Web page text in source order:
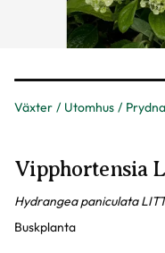
Växter Utomhus
Vipphortensia
Hydrangea paniculata
Buskplanta